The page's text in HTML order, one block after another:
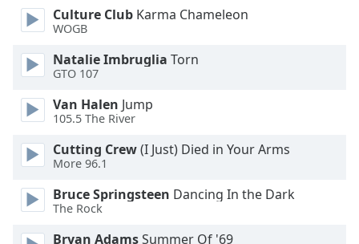
Style
Font
Family
Reset
Close
Modal
dialog
Culture Club Karma Chameleon
WOGB
Natalie Imbruglia Torn
GTO 107
Van Halen Jump
105.5 The River
Cutting Crew(I Just) Died in Your Arms
More 96.1
Bruce Springsteen Dancing In the Dark
The Rock
Bryan AdamsSummer Of '69